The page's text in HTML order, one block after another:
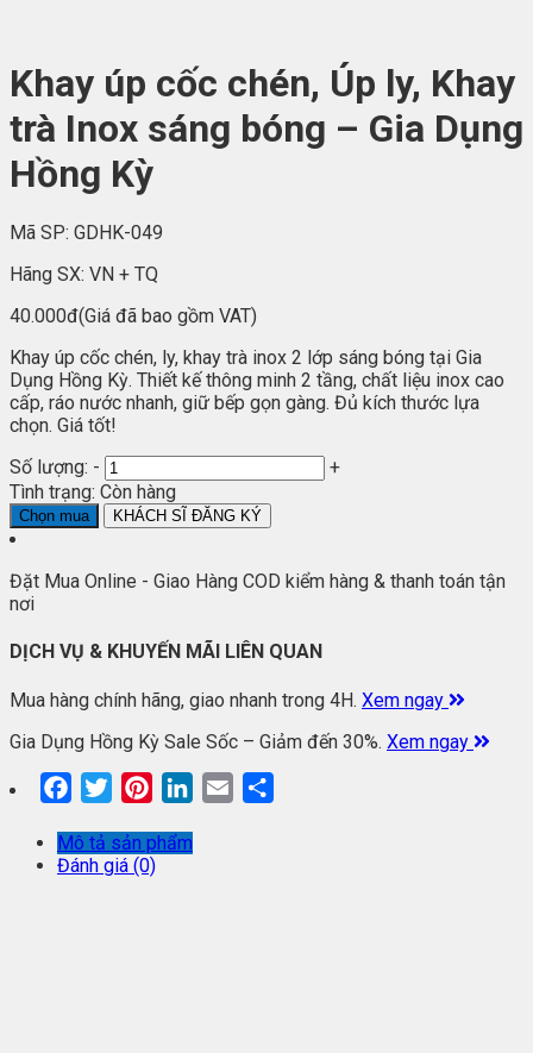
Khay úp cốc chén, Úp ly, Khay
trà Inox sáng bóng – Gia Dụng
Hồng Kỳ
Mã SP: GDHK-049
Hãng SX: VN + TQ
40.000đ(Giá đã bao gồm VAT)
Khay úp cốc chén, ly, khay trà inox 2 lớp sáng bóng tại Gia
Dụng Hồng Kỳ. Thiết kế thông minh 2 tầng, chất liệu inox cao
cấp, ráo nước nhanh, giữ bếp gọn gàng. Đủ kích thước lựa
chọn. Giá tốt!
Số lượng: -
+
Tình trạng: Còn hàng
Chọn mua KHÁCH SĨ ĐĂNG KÝ
Đặt Mua Online - Giao Hàng COD kiểm hàng & thanh toán tận
nơi
DỊCH VỤ & KHUYẾN MÃI LIÊN QUAN
Mua hàng chính hãng, giao nhanh trong 4H. Xem ngay
Gia Dụng Hồng Kỳ Sale Sốc – Giảm đến 30%. Xem ngay
FacebookTwitterPinterestLinkedIn
Email
Mô tả sản phẩm
Đánh giá (0)